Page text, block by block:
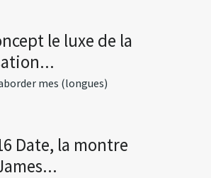
le luxe de la
mes (longues)
Date, la montre